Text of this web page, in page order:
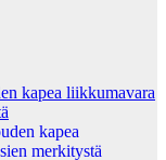
kapea liikkumavara